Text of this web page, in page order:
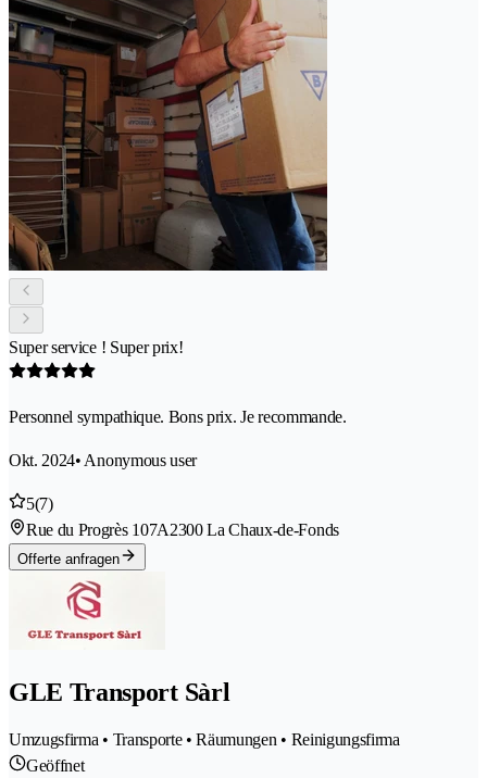
Super service ! Super prix!
Personnel sympathique. Bons prix. Je recommande.
Okt. 2024• Anonymous user
5(7)
Rue du Progrès 107A2300 La Chaux-de-Fonds
Offerte anfragen
GLE Transport Sàrl
Umzugsfirma • Transporte • Räumungen • Reinigungsfirma
Geöffnet